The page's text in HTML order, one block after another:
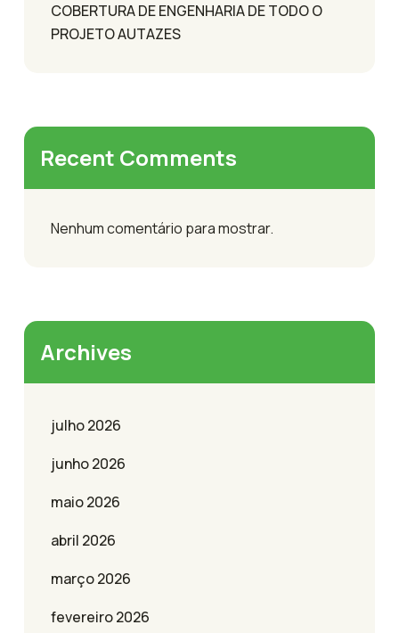
COBERTURA DE ENGENHARIA DE TODO O
PROJETO AUTAZES
Recent Comments
Nenhum comentário para mostrar.
Archives
julho 2026
junho 2026
maio 2026
abril 2026
março 2026
fevereiro 2026